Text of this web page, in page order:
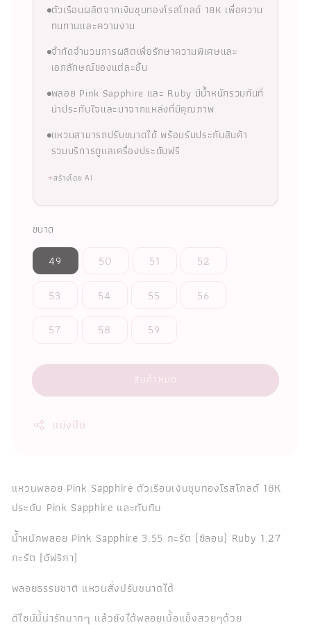
ตัวเรือนผลิตจากเงินชุบทองโรสโกลด์ 18K เพื่อความ
ทนทานและความงาม
จำกัดจำนวนการผลิตเพื่อรักษาความพิเศษและ
เอกลักษณ์ของแต่ละชิ้น
พลอย Pink Sapphire และ Ruby มีน้ำหนักรวมกันที่
น่าประทับใจและมาจากแหล่งที่มีคุณภาพ
แหวนสามารถปรับขนาดได้ พร้อมรับประกันสินค้า
รวมบริการดูแลเครื่องประดับฟรี
✦สร้างโดย AI
ขนาด
49 50 51
52
53
54 55
56
57
58 59
สินค้าหมด
แบ่งปัน
แหวนพลอย Pink Sapphire ตัวเรือนเงินชุบทองโรสโกลด์ 18K
ประดับ Pink Sapphire และทับทิม
น้ำหนักพลอย Pink Sapphire 3.55 กะรัต (ซีลอน) Ruby 1.27
กะรัต (อัฟริกา)
พลอยธรรมชาติ แหวนสั่งปรับขนาดได้
ดีไซน์นี้น่ารักมากๆ แล้วยังได้พลอยเนื้อแข็งสวยๆด้วย